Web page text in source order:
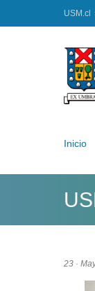
USM.cl
Inicio
23 ·